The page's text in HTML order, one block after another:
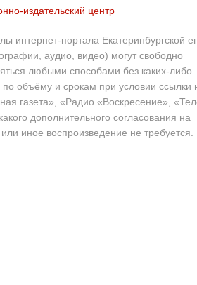
издательский центр
интернет-портала Екатеринбургской
аудио, видео) могут свободно
любыми способами без каких-либо
по объёму и срокам при условии ссылки
газета», «Радио «Воскресение»,
дополнительного согласования на
иное воспроизведение не требуется.